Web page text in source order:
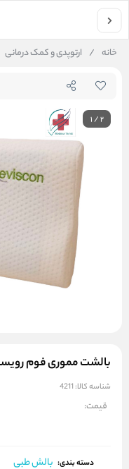
خانه / ارتوپدی و کمک درمانی
1/2
بالشت مموری فوم
شناسه کالا: 4211
قیمت:
دسته بندی: بالش طبی